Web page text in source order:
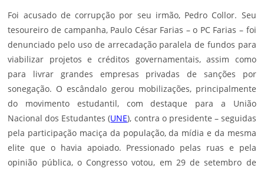
Foi acusado de corrupção por seu irmão, Pedro Collor. Seu
tesoureiro de campanha, Paulo César Farias – o PC Farias – foi
denunciado pelo uso de arrecadação paralela de fundos para
viabilizar projetos e créditos governamentais, assim como
para livrar grandes empresas privadas de sanções por
sonegação. O escândalo gerou mobilizações, principalmente
do movimento estudantil, com destaque para a União
Nacional dos Estudantes (UNE), contra o presidente – seguidas
pela participação maciça da população, da mídia e da mesma
elite que o havia apoiado. Pressionado pelas ruas e pela
opinião pública, o Congresso votou, em 29 de setembro de